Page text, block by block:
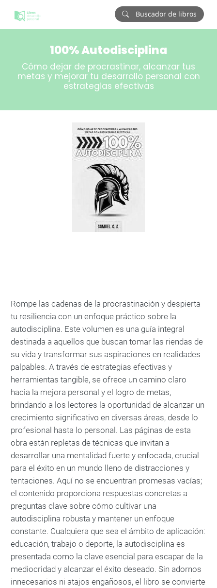
Buscador de libros
100% Autodisciplina
Cómo dejar de procrastinar, alcanzar tus
metas y mejorar tu desarrollo personal con
estrategias efectivas
Rompe las cadenas de la procrastinación y despierta
tu resiliencia con un enfoque práctico sobre la
autodisciplina. Este volumen es una guía integral
destinada a aquellos que buscan tomar las riendas de
su vida y transformar sus aspiraciones en realidades
palpables. A través de estrategias efectivas y
herramientas tangible, se ofrece un camino claro
hacia la mejora personal y el logro de metas,
brindando a los lectores la oportunidad de alcanzar un
crecimiento significativo en diversas áreas, desde lo
profesional hasta lo personal. Las páginas de esta
obra están repletas de técnicas que invitan a
desarrollar una mentalidad fuerte y enfocada, crucial
para el éxito en un mundo lleno de distracciones y
tentaciones. Aquí no se encuentran promesas vacías;
el contenido proporciona respuestas concretas a
preguntas clave sobre cómo cultivar una
autodisciplina robusta y mantener un enfoque
constante. Cualquiera que sea el ámbito de aplicación:
educación, trabajo o deporte, la autodisciplina es
presentada como la clave esencial para escapar de la
mediocridad y alcanzar el éxito deseado. Sin adornos
innecesarios ni atajos engañosos, el libro se convierte